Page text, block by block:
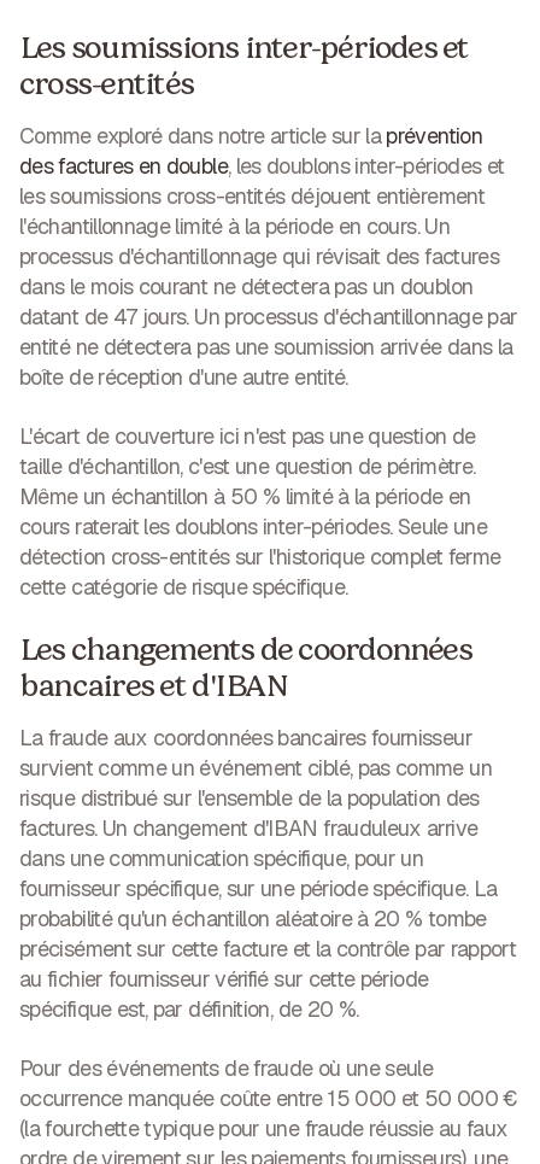
Les soumissions inter-périodes et
cross-entités
Comme exploré dans notre article sur laprévention
des factures en double, les doublons inter-périodes et
les soumissions cross-entités déjouent entièrement
l'échantillonnage limité à la période en cours. Un
processus d'échantillonnage qui révisait des factures
dans le mois courant ne détectera pas un doublon
datant de 47 jours. Un processus d'échantillonnage par
entité ne détectera pas une soumission arrivée dans la
boîte de réception d'une autre entité.
L'écart de couverture ici n'est pas une question de
taille d'échantillon, c'est une question de périmètre.
Même un échantillon à 50 % limité à la période en
cours raterait les doublons inter-périodes. Seule une
détection cross-entités sur l'historique complet ferme
cette catégorie de risque spécifique.
Les changements de coordonnées
bancaires et d'IBAN
La fraude aux coordonnées bancaires fournisseur
survient comme un événement ciblé, pas comme un
risque distribué sur l'ensemble de la population des
factures. Un changement d'IBAN frauduleux arrive
dans une communication spécifique, pour un
fournisseur spécifique, sur une période spécifique. La
probabilité qu'un échantillon aléatoire à 20 % tombe
précisément sur cette facture et la contrôle par rapport
au fichier fournisseur vérifié sur cette période
spécifique est, par définition, de 20 %.
Pour des événements de fraude où une seule
occurrence manquée coûte entre 15 000 et 50 000 €
(la fourchette typique pour une fraude réussie au faux
ordre de virement sur les paiements fournisseurs), une